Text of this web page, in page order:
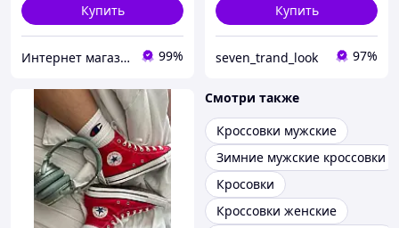
Купить
Интернет магазин одежды и обуви " Rare " 99%
Купить
seven_trand_look 97%
Смотри также
Кроссовки мужские
Зимние мужские кроссовки
Кросовки
Кроссовки женские